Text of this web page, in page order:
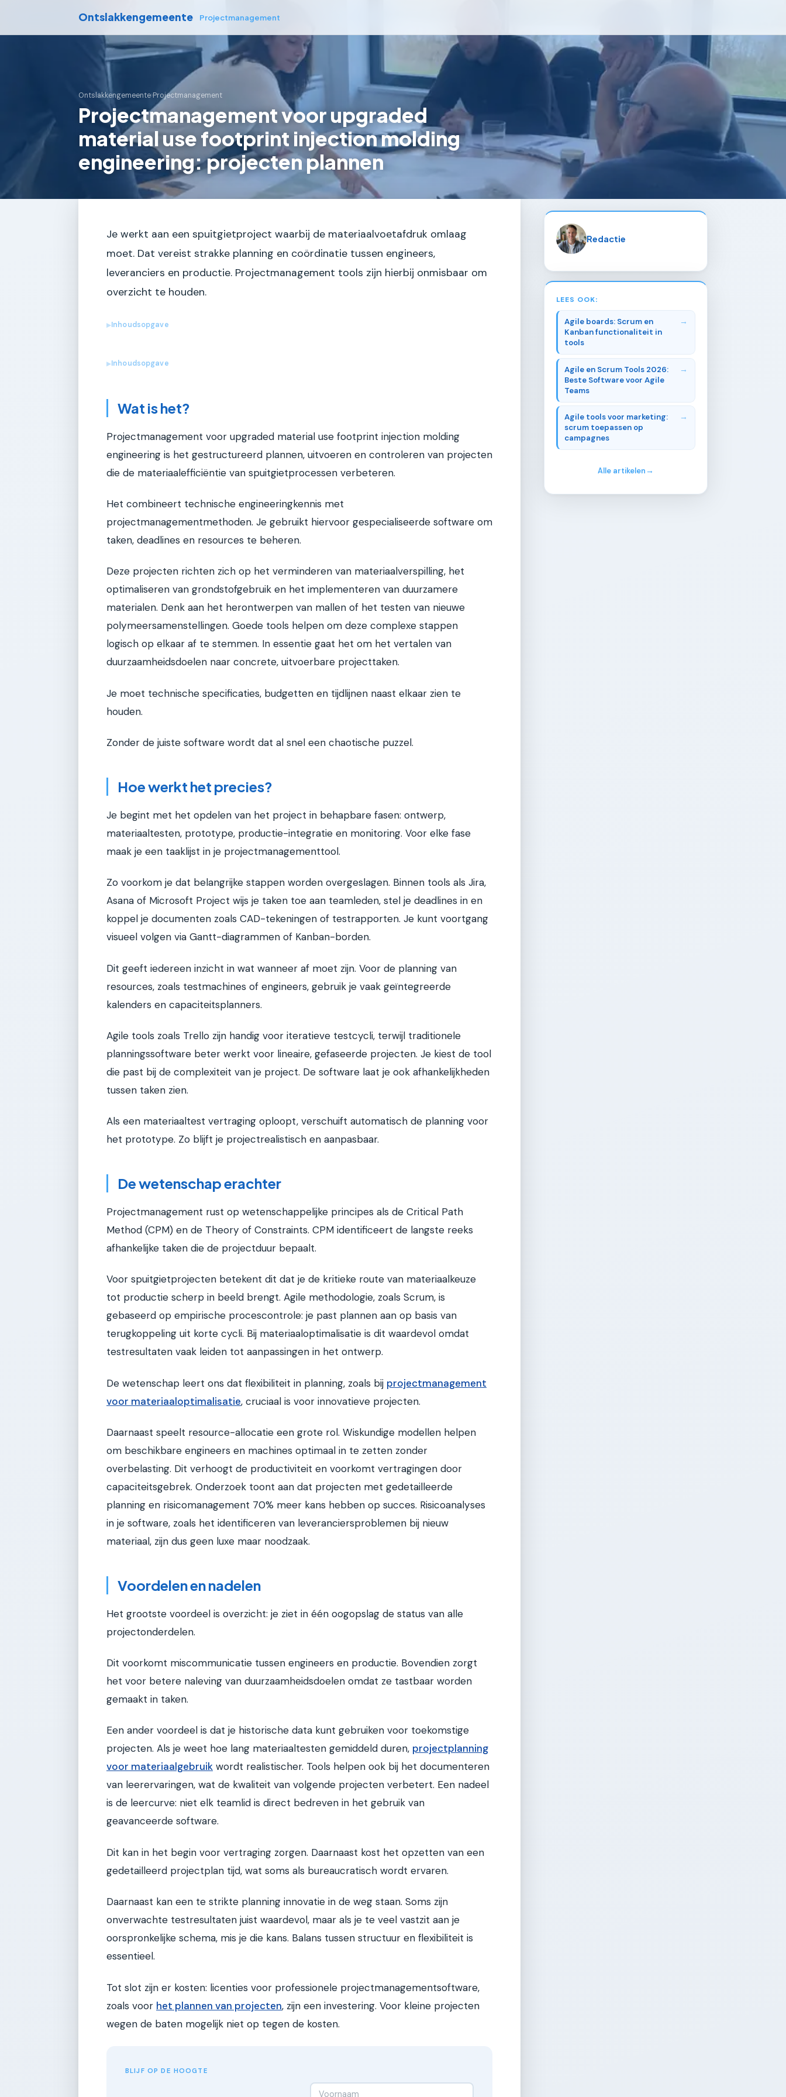
Ontslakkengemeente Projectmanagement
Ontslakkengemeente›Projectmanagement
Projectmanagement voor upgraded
material use footprint injection molding
engineering: projecten plannen
Je werkt aan een spuitgietproject waarbij de materiaalvoetafdruk omlaag
moet. Dat vereist strakke planning en coördinatie tussen engineers,
leveranciers en productie. Projectmanagement tools zijn hierbij onmisbaar om
overzicht te houden.
▶Inhoudsopgave
▶Inhoudsopgave
Wat is het?
Projectmanagement voor upgraded material use footprint injection molding
engineering is het gestructureerd plannen, uitvoeren en controleren van projecten
die de materiaalefficiëntie van spuitgietprocessen verbeteren.
Het combineert technische engineeringkennis met
projectmanagementmethoden. Je gebruikt hiervoor gespecialiseerde software om
taken, deadlines en resources te beheren.
Deze projecten richten zich op het verminderen van materiaalverspilling, het
optimaliseren van grondstofgebruik en het implementeren van duurzamere
materialen. Denk aan het herontwerpen van mallen of het testen van nieuwe
polymeersamenstellingen. Goede tools helpen om deze complexe stappen
logisch op elkaar af te stemmen. In essentie gaat het om het vertalen van
duurzaamheidsdoelen naar concrete, uitvoerbare projecttaken.
Je moet technische specificaties, budgetten en tijdlijnen naast elkaar zien te
houden.
Zonder de juiste software wordt dat al snel een chaotische puzzel.
Hoe werkt het precies?
Je begint met het opdelen van het project in behapbare fasen: ontwerp,
materiaaltesten, prototype, productie-integratie en monitoring. Voor elke fase
maak je een taaklijst in je projectmanagementtool.
Zo voorkom je dat belangrijke stappen worden overgeslagen. Binnen tools als Jira,
Asana of Microsoft Project wijs je taken toe aan teamleden, stel je deadlines in en
koppel je documenten zoals CAD-tekeningen of testrapporten. Je kunt voortgang
visueel volgen via Gantt-diagrammen of Kanban-borden.
Dit geeft iedereen inzicht in wat wanneer af moet zijn. Voor de planning van
resources, zoals testmachines of engineers, gebruik je vaak geïntegreerde
kalenders en capaciteitsplanners.
Agile tools zoals Trello zijn handig voor iteratieve testcycli, terwijl traditionele
planningssoftware beter werkt voor lineaire, gefaseerde projecten. Je kiest de tool
die past bij de complexiteit van je project. De software laat je ook afhankelijkheden
tussen taken zien.
Als een materiaaltest vertraging oploopt, verschuift automatisch de planning voor
het prototype. Zo blijft je projectrealistisch en aanpasbaar.
De wetenschap erachter
Projectmanagement rust op wetenschappelijke principes als de Critical Path
Method (CPM) en de Theory of Constraints. CPM identificeert de langste reeks
afhankelijke taken die de projectduur bepaalt.
Voor spuitgietprojecten betekent dit dat je de kritieke route van materiaalkeuze
tot productie scherp in beeld brengt. Agile methodologie, zoals Scrum, is
gebaseerd op empirische procescontrole: je past plannen aan op basis van
terugkoppeling uit korte cycli. Bij materiaaloptimalisatie is dit waardevol omdat
testresultaten vaak leiden tot aanpassingen in het ontwerp.
De wetenschap leert ons dat flexibiliteit in planning, zoals bij projectmanagement
voor materiaaloptimalisatie, cruciaal is voor innovatieve projecten.
Daarnaast speelt resource-allocatie een grote rol. Wiskundige modellen helpen
om beschikbare engineers en machines optimaal in te zetten zonder
overbelasting. Dit verhoogt de productiviteit en voorkomt vertragingen door
capaciteitsgebrek. Onderzoek toont aan dat projecten met gedetailleerde
planning en risicomanagement 70% meer kans hebben op succes. Risicoanalyses
in je software, zoals het identificeren van leveranciersproblemen bij nieuw
materiaal, zijn dus geen luxe maar noodzaak.
Voordelen en nadelen
Het grootste voordeel is overzicht: je ziet in één oogopslag de status van alle
projectonderdelen.
Dit voorkomt miscommunicatie tussen engineers en productie. Bovendien zorgt
het voor betere naleving van duurzaamheidsdoelen omdat ze tastbaar worden
gemaakt in taken.
Een ander voordeel is dat je historische data kunt gebruiken voor toekomstige
projecten. Als je weet hoe lang materiaaltesten gemiddeld duren, projectplanning
voor materiaalgebruik wordt realistischer. Tools helpen ook bij het documenteren
van leerervaringen, wat de kwaliteit van volgende projecten verbetert. Een nadeel
is de leercurve: niet elk teamlid is direct bedreven in het gebruik van
geavanceerde software.
Dit kan in het begin voor vertraging zorgen. Daarnaast kost het opzetten van een
gedetailleerd projectplan tijd, wat soms als bureaucratisch wordt ervaren.
Daarnaast kan een te strikte planning innovatie in de weg staan. Soms zijn
onverwachte testresultaten juist waardevol, maar als je te veel vastzit aan je
oorspronkelijke schema, mis je die kans. Balans tussen structuur en flexibiliteit is
essentieel.
Tot slot zijn er kosten: licenties voor professionele projectmanagementsoftware,
zoals voor het plannen van projecten, zijn een investering. Voor kleine projecten
wegen de baten mogelijk niet op tegen de kosten.
BLIJF OP DE HOOGTE
Redactie
LEES OOK:
Agile boards: Scrum en
Kanban functionaliteit in
tools
Agile en Scrum Tools 2026:
Beste Software voor Agile
Teams
Agile tools voor marketing:
scrum toepassen op
campagnes
Alle artikelen